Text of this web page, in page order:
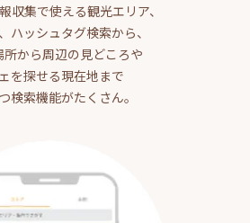
収集で使える観光エリア、
ハッシュタグ検索から、
所から周辺の見どころや
を探せる現在地まで
検索機能がたくさん。